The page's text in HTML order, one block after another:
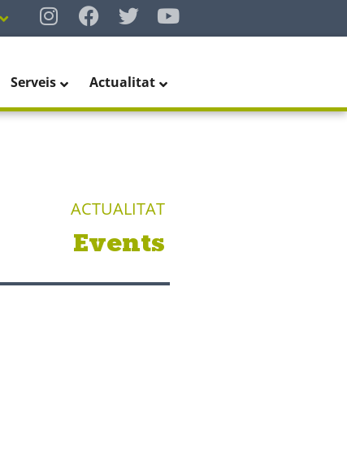
Serveis Actualitat
ACTUALITAT
Events